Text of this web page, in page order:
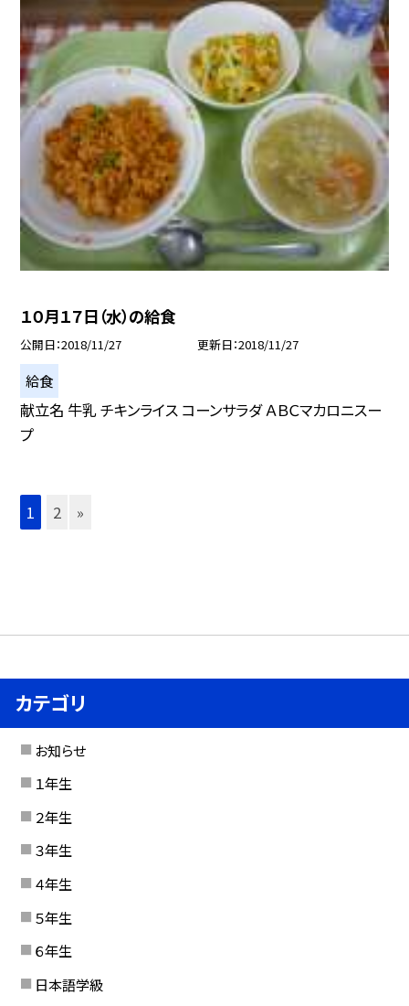
１０月１７日（水）の給食
公開日 2018/11/27 更新日 2018/11/27
給食
献立名 牛乳 チキンライス コーンサラダ ＡＢＣマカロニスー
プ
1 2 »
カテゴリ
お知らせ
１年生
２年生
３年生
４年生
５年生
６年生
日本語学級